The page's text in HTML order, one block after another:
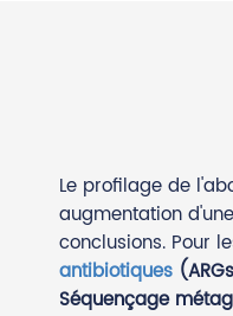
Le profilage de
augmentation
conclusions. Pour
antibiotiques
Séquençage